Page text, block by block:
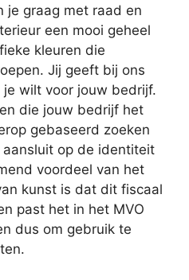
je graag met raad en
een mooi geheel
kleuren die
Jij geeft bij ons
wilt voor jouw bedrijf.
die jouw bedrijf het
gebaseerd zoeken
op de identiteit
voordeel van het
kunst is dat dit fiscaal
past het in het MVO
dus om gebruik te